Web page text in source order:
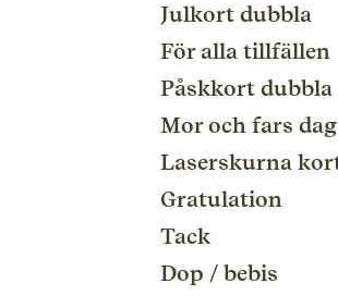
Julkort dubbla
För alla tillfällen
Påskkort dubbla
Mor och fars dag
Laserskurna
Gratulation
Tack
Dop / bebis